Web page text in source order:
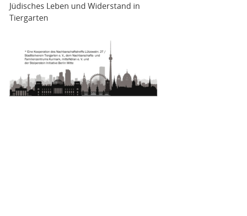
Jüdisches Leben und Widerstand in
Tiergarten